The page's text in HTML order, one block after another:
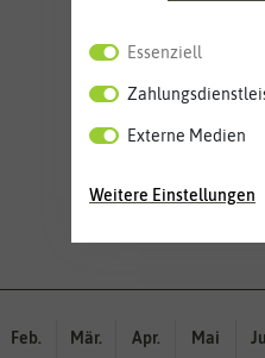
auch
Feb. Mär. Apr. Mai
Essenziell
Externe Medien
Weitere Einstellungen